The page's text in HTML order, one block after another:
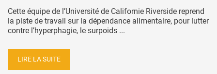
Cette équipe de l’Université de Californie Riverside reprend
la piste de travail sur la dépendance alimentaire, pour lutter
contre l’hyperphagie, le surpoids ...
LIRE LA SUITE